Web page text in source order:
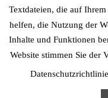
© 2026
Textdateien, die auf
helfen, die Nutzung der
Inhalte und Funktionen
Website stimmen Sie der